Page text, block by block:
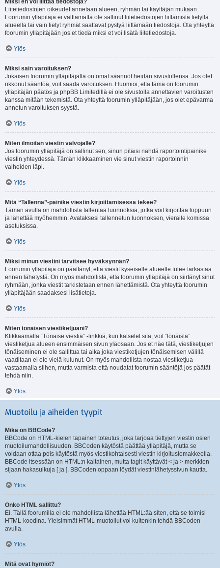
Miksi en voi liittää tiedostoja?
Liitetiedostojen oikeudet annetaan alueen, ryhmän tai käyttäjän mukaan.
Foorumin ylläpitäjä ei välttämättä ole sallinut liitetiedostojen liittämistä tietyllä
alueella tai vain tietyt ryhmät saattavat pystyä liittämään tiedostoja. Ota yhteyttä
foorumin ylläpitäjään jos et tiedä miksi et voi lisätä liitetiedostoja.
Ylös
Miksi sain varoituksen?
Jokaisen foorumin ylläpitäjällä on omat säännöt heidän sivustollensa. Jos olet
rikkonut sääntöä, voit saada varoituksen. Huomioi, että tämä on foorumin
ylläpitäjän päätös ja phpBB Limitedillä ei ole sivustolla annettavien varoitusten
kanssa mitään tekemistä. Ota yhteyttä foorumin ylläpitäjään, jos olet epävarma
annetun varoituksen syystä.
Ylös
Miten ilmoitan viestin valvojalle?
Jos foorumin ylläpitäjä on sallinut sen, sinun pitäisi nähdä raportointipainike
viestin yhteydessä. Tämän klikkaaminen vie sinut viestin raportoinnin
vaiheiden läpi.
Ylös
Mitä “Tallenna”-painike viestin kirjoittamisessa tekee?
Tämän avulla on mahdollista tallentaa luonnoksia, jotka voit kirjoittaa loppuun
ja lähettää myöhemmin. Avataksesi tallennetun luonnoksen, vieraile komissa
asetuksissa.
Ylös
Miksi minun viestini tarvitsee hyväksynnän?
Foorumin ylläpitäjä on päättänyt, että viestit kyseiselle alueelle tulee tarkastaa
ennen lähetystä. On myös mahdollista, että foorumin ylläpitäjä on siirtänyt sinut
ryhmään, jonka viestit tarkistetaan ennen lähettämistä. Ota yhteyttä foorumin
ylläpitäjään saadaksesi lisätietoja.
Ylös
Miten tönäisen viestiketjuani?
Klikkaamalla “Tönaise viestiä” -linkkiä, kun katselet sitä, voit “tönäistä”
viestiketjua alueen ensimmäisen sivun yläosaan. Jos et näe tätä, viestiketjujen
tönäiseminen ei ole sallittua tai aika joka viestiketjujen tönäisemisen välillä
vaaditaan ei ole vielä kulunut. On myös mahdollista nostaa viestiketjua
vastaamalla siihen, mutta varmista että noudatat foorumin sääntöjä jos päätät
tehdä niin.
Ylös
Muotoilu ja aiheiden tyypit
Mikä on BBCode?
BBCode on HTML-kielen tapainen toteutus, joka tarjoaa tiettyjen viestin osien
muotoilumahdollisuuden. BBCoden käytöstä päättää ylläpitäjä, mutta se
voidaan ottaa pois käytöstä myös viestikohtaisesti viestin kirjoituslomakkeella.
BBCode itsessään on HTML:n kaltainen, mutta tagit käyttävät < ja > merkkien
sijaan hakasulkuja [ ja ]. BBCoden oppaan löydät viestinlähetyssivun kautta.
Ylös
Onko HTML sallittu?
Ei. Tällä foorumilla ei ole mahdollista lähettää HTML:ää siten, että se toimisi
HTML-koodina. Yleisimmät HTML-muotoilut voi kuitenkin tehdä BBCoden
avulla.
Ylös
Mitä ovat hymiöt?